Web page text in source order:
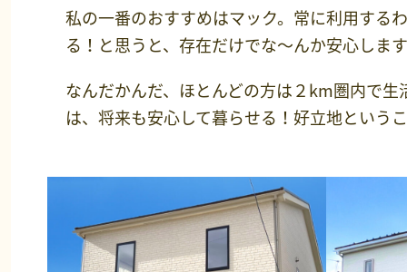
私の一番のおすすめはマック。常に利用する
る！と思うと、存在だけでな～んか安心しま
なんだかんだ、ほとんどの方は２km圏内で
は、将来も安心して暮らせる！好立地という